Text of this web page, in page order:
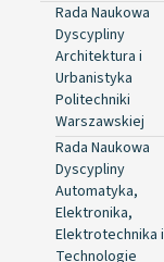
Rada Naukowa
Dyscypliny
Architektura i
Urbanistyka
Politechniki
Warszawskiej
Rada Naukowa
Dyscypliny
Automatyka,
Elektronika,
Elektrotechnika i
Technologie